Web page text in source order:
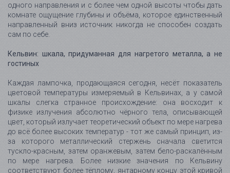
одного направления и с более чем одной высоты чтобы дать
комнате ощущение глубины и объёма, которое единственный
направленный вниз источник никогда не способен создать
сам по себе.
Кельвин: шкала, придуманная для нагретого металла, а не
гостиных
Каждая лампочка, продающаяся сегодня, несёт показатель
цветовой температуры измеряемый в Кельвинах, а у самой
шкалы слегка странное происхождение: она восходит к
физике излучения абсолютно чёрного тела, описывающей
цвет, который излучает теоретический объект по мере нагрева
до всё более высоких температур - тот же самый принцип, из-
за которого металлический стержень сначала светится
тускло-красным, затем оранжевым, затем бело-раскалённым
по мере нагрева. Более низкие значения по Кельвину
соответствуют более тёплому, янтарному концу этой кривой